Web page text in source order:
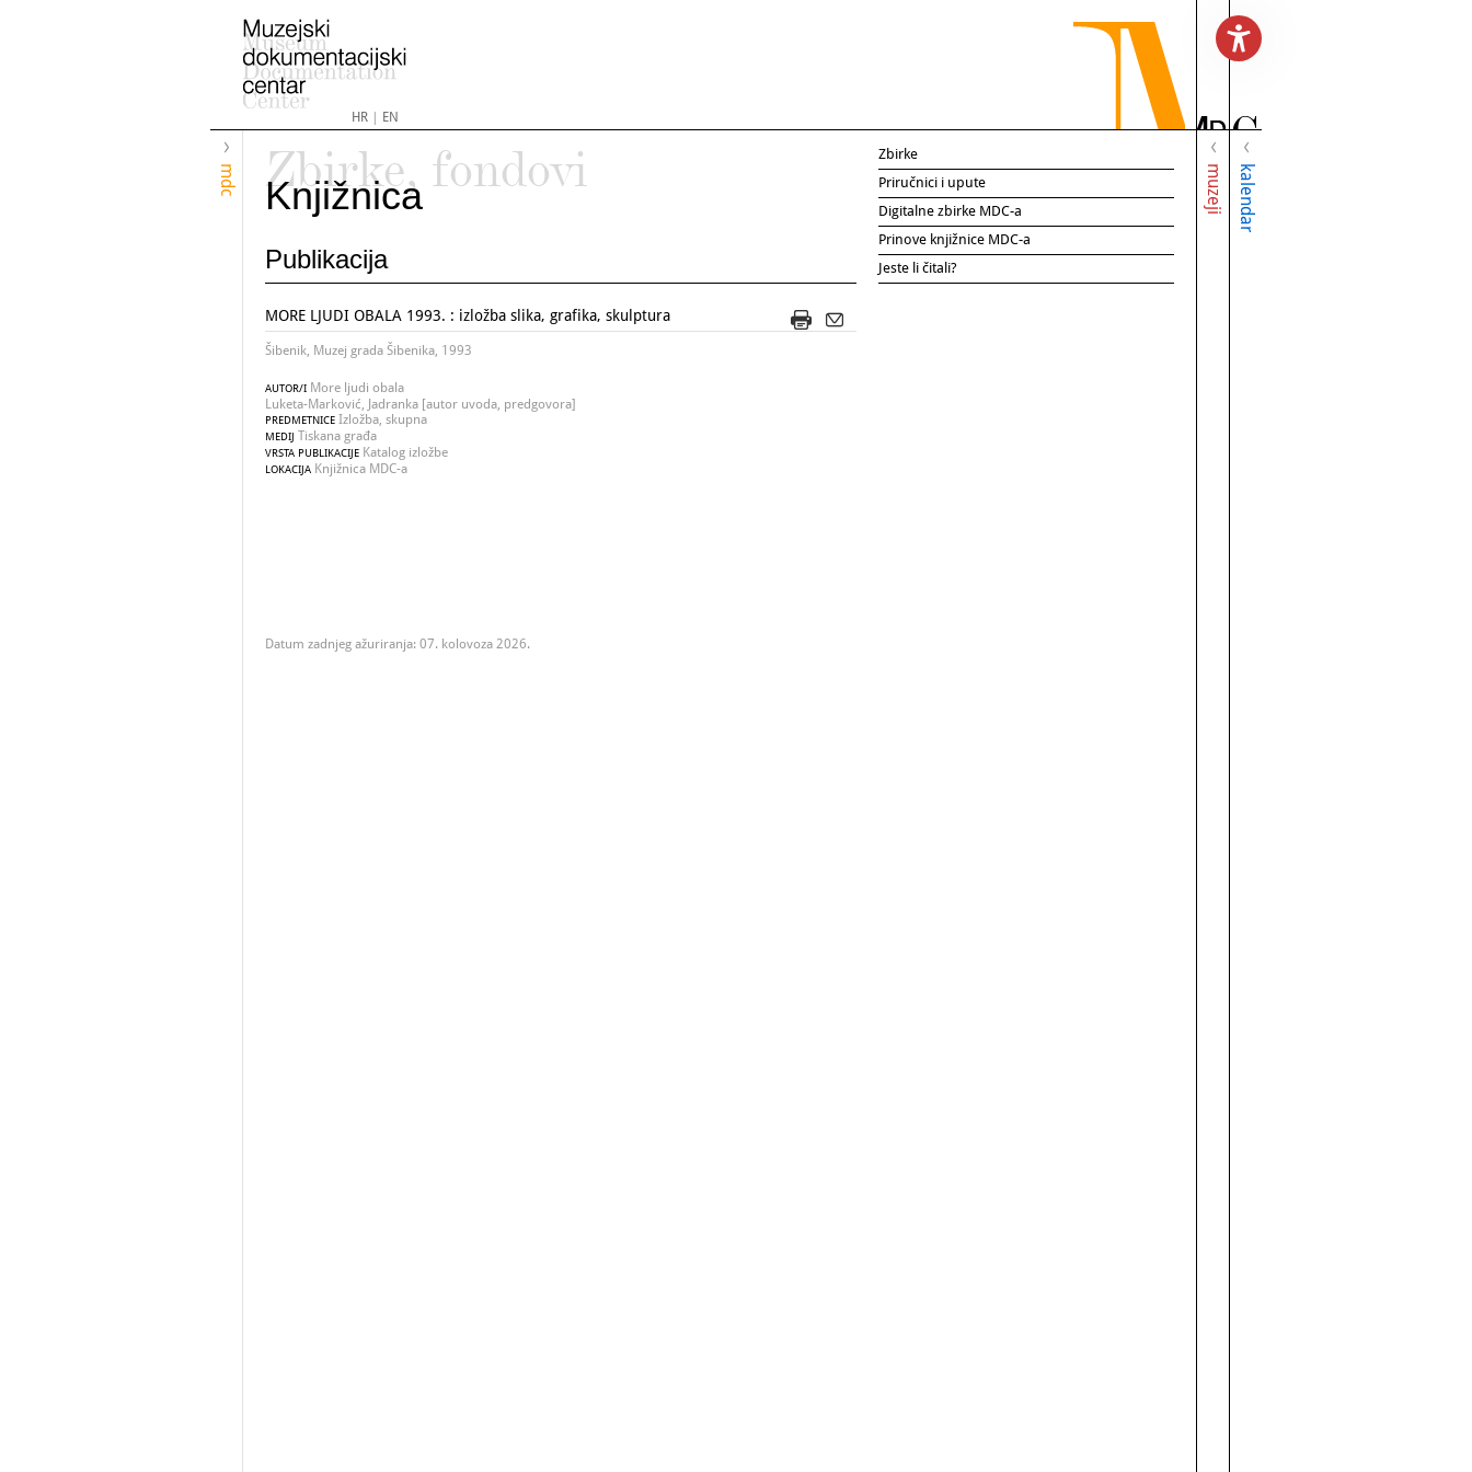
HR| EN
mdc muzeji kalendar
Zbirke, fondovi
Knjižnica
Publikacija
MORE LJUDI OBALA 1993. : izložba slika, grafika, skulptura
Šibenik, Muzej grada Šibenika, 1993
AUTOR/I More ljudi obala
Luketa-Marković, Jadranka [autor uvoda, predgovora]
PREDMETNICE Izložba, skupna
MEDIJ Tiskana građa
VRSTA PUBLIKACIJE Katalog izložbe
LOKACIJA Knjižnica MDC-a
Datum zadnjeg ažuriranja: 07. kolovoza 2026.
Zbirke
Priručnici i upute
Digitalne zbirke MDC-a
Prinove knjižnice MDC-a
Jeste li čitali?